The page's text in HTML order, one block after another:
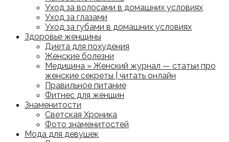
Уход за волосами в домашних условиях
Уход за глазами
Уход за губами в домашних условиях
Здоровье женщины
Диета для похудения
Женские болезни
Медицина » Женский журнал — статьи про
женские секреты | читать онлайн
Правильное питание
Фитнес для женщин
Знаменитости
Светская Хроника
Фото знаменитостей
Мода для девушек